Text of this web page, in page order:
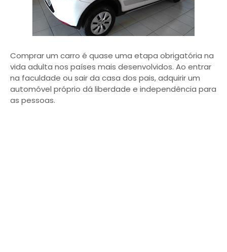
Comprar um carro é quase uma etapa obrigatória na
vida adulta nos países mais desenvolvidos. Ao entrar
na faculdade ou sair da casa dos pais, adquirir um
automóvel próprio dá liberdade e independência para
as pessoas.